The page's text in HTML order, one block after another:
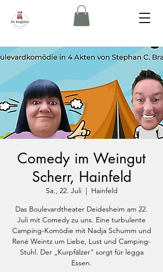
Comedy im Weingut
Scherr, Hainfeld
Sa., 22. Juli
  |
Hainfeld
Das Boulevardtheater Deidesheim am 22.
Juli mit Comedy zu uns. Eine turbulente
Camping-Komödie mit Nadja Schumm und
René Weintz um Liebe, Lust und Camping-
Stuhl. Der „Kurpfälzer“ sorgt für legga
Essen.